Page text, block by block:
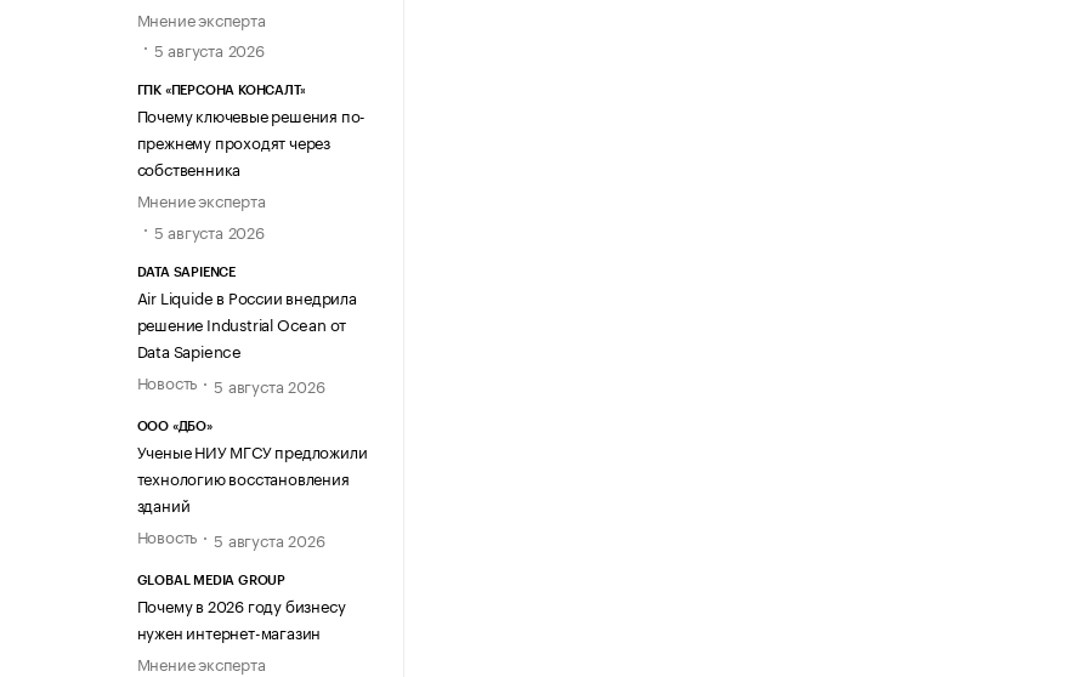
Мнение эксперта
5 августа 2026
ГПК «ПЕРСОНА КОНСАЛТ»
Почему ключевые решения по-
прежнему проходят через
собственника
Мнение эксперта
5 августа 2026
DATA SAPIENCE
Air Liquide в России внедрила
решение Industrial Ocean от
Data Sapience
Новость
5 августа 2026
ООО «ДБО»
Ученые НИУ МГСУ предложили
технологию восстановления
зданий
Новость
5 августа 2026
GLOBAL MEDIA GROUP
Почему в 2026 году бизнесу
нужен интернет-магазин
Мнение эксперта